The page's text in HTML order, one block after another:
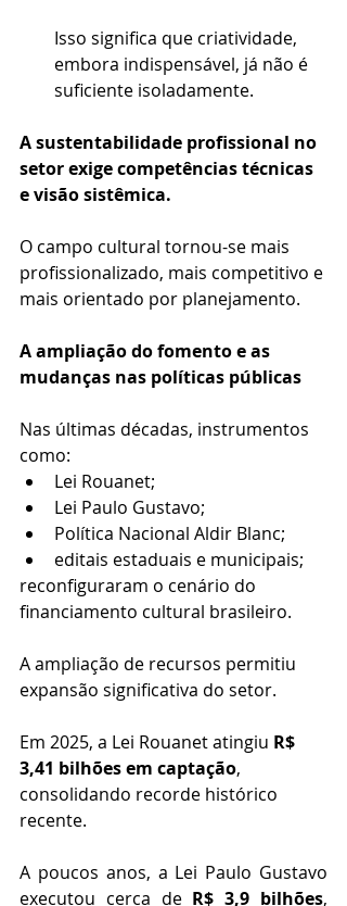
Isso significa que criatividade,
embora indispensável, já não é
suficiente isoladamente.
A sustentabilidade profissional no
setor exige competências técnicas
e visão sistêmica.
O campo cultural tornou-se mais
profissionalizado, mais competitivo e
mais orientado por planejamento.
A ampliação do fomento e as
mudanças nas políticas públicas
Nas últimas décadas, instrumentos
como:
Lei Rouanet;
Lei Paulo Gustavo;
Política Nacional Aldir Blanc;
editais estaduais e municipais;
reconfiguraram o cenário do
financiamento cultural brasileiro.
A ampliação de recursos permitiu
expansão significativa do setor.
Em 2025, a Lei Rouanet atingiu R$
3,41 bilhões em captação,
consolidando recorde histórico
recente.
A poucos anos, a Lei Paulo Gustavo
executou cerca de R$ 3,9 bilhões,